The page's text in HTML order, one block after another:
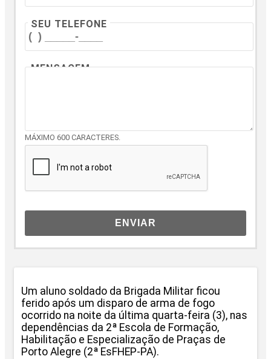
SEU TELEFONE
MENSAGEM
MÁXIMO 600 CARACTERES.
ENVIAR
Um aluno soldado da Brigada Militar ficou
ferido após um disparo de arma de fogo
ocorrido na noite da última quarta-feira (3), nas
dependências da 2ª Escola de Formação,
Habilitação e Especialização de Praças de
Porto Alegre (2ª EsFHEP-PA).